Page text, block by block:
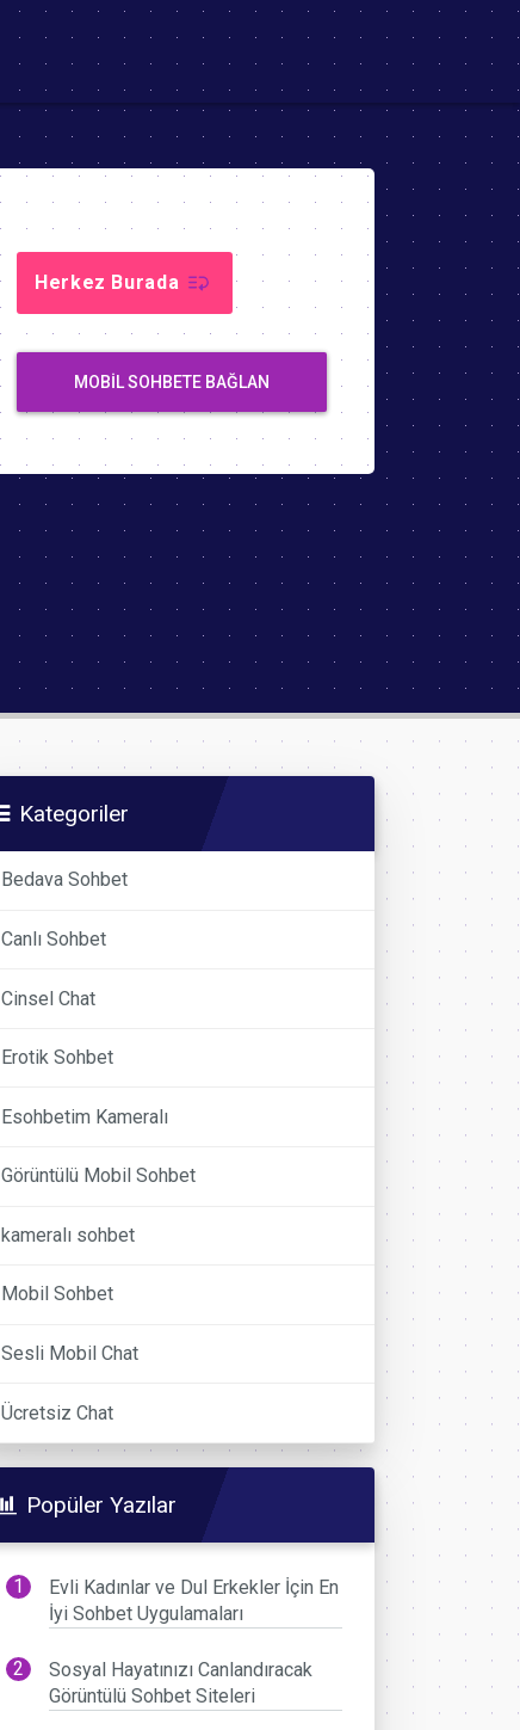
Herkez Burada
MOBIL SOHBETE BAĞLAN
Kategoriler
Bedava Sohbet
Canlı Sohbet
Cinsel Chat
Erotik Sohbet
Esohbetim Kameralı
Görüntülü Mobil Sohbet
kameralı sohbet
Mobil Sohbet
Sesli Mobil Chat
Ücretsiz Chat
Popüler Yazılar
Evli Kadınlar ve Dul Erkekler İçin En
İyi Sohbet Uygulamaları
Sosyal Hayatınızı Canlandıracak
Görüntülü Sohbet Siteleri